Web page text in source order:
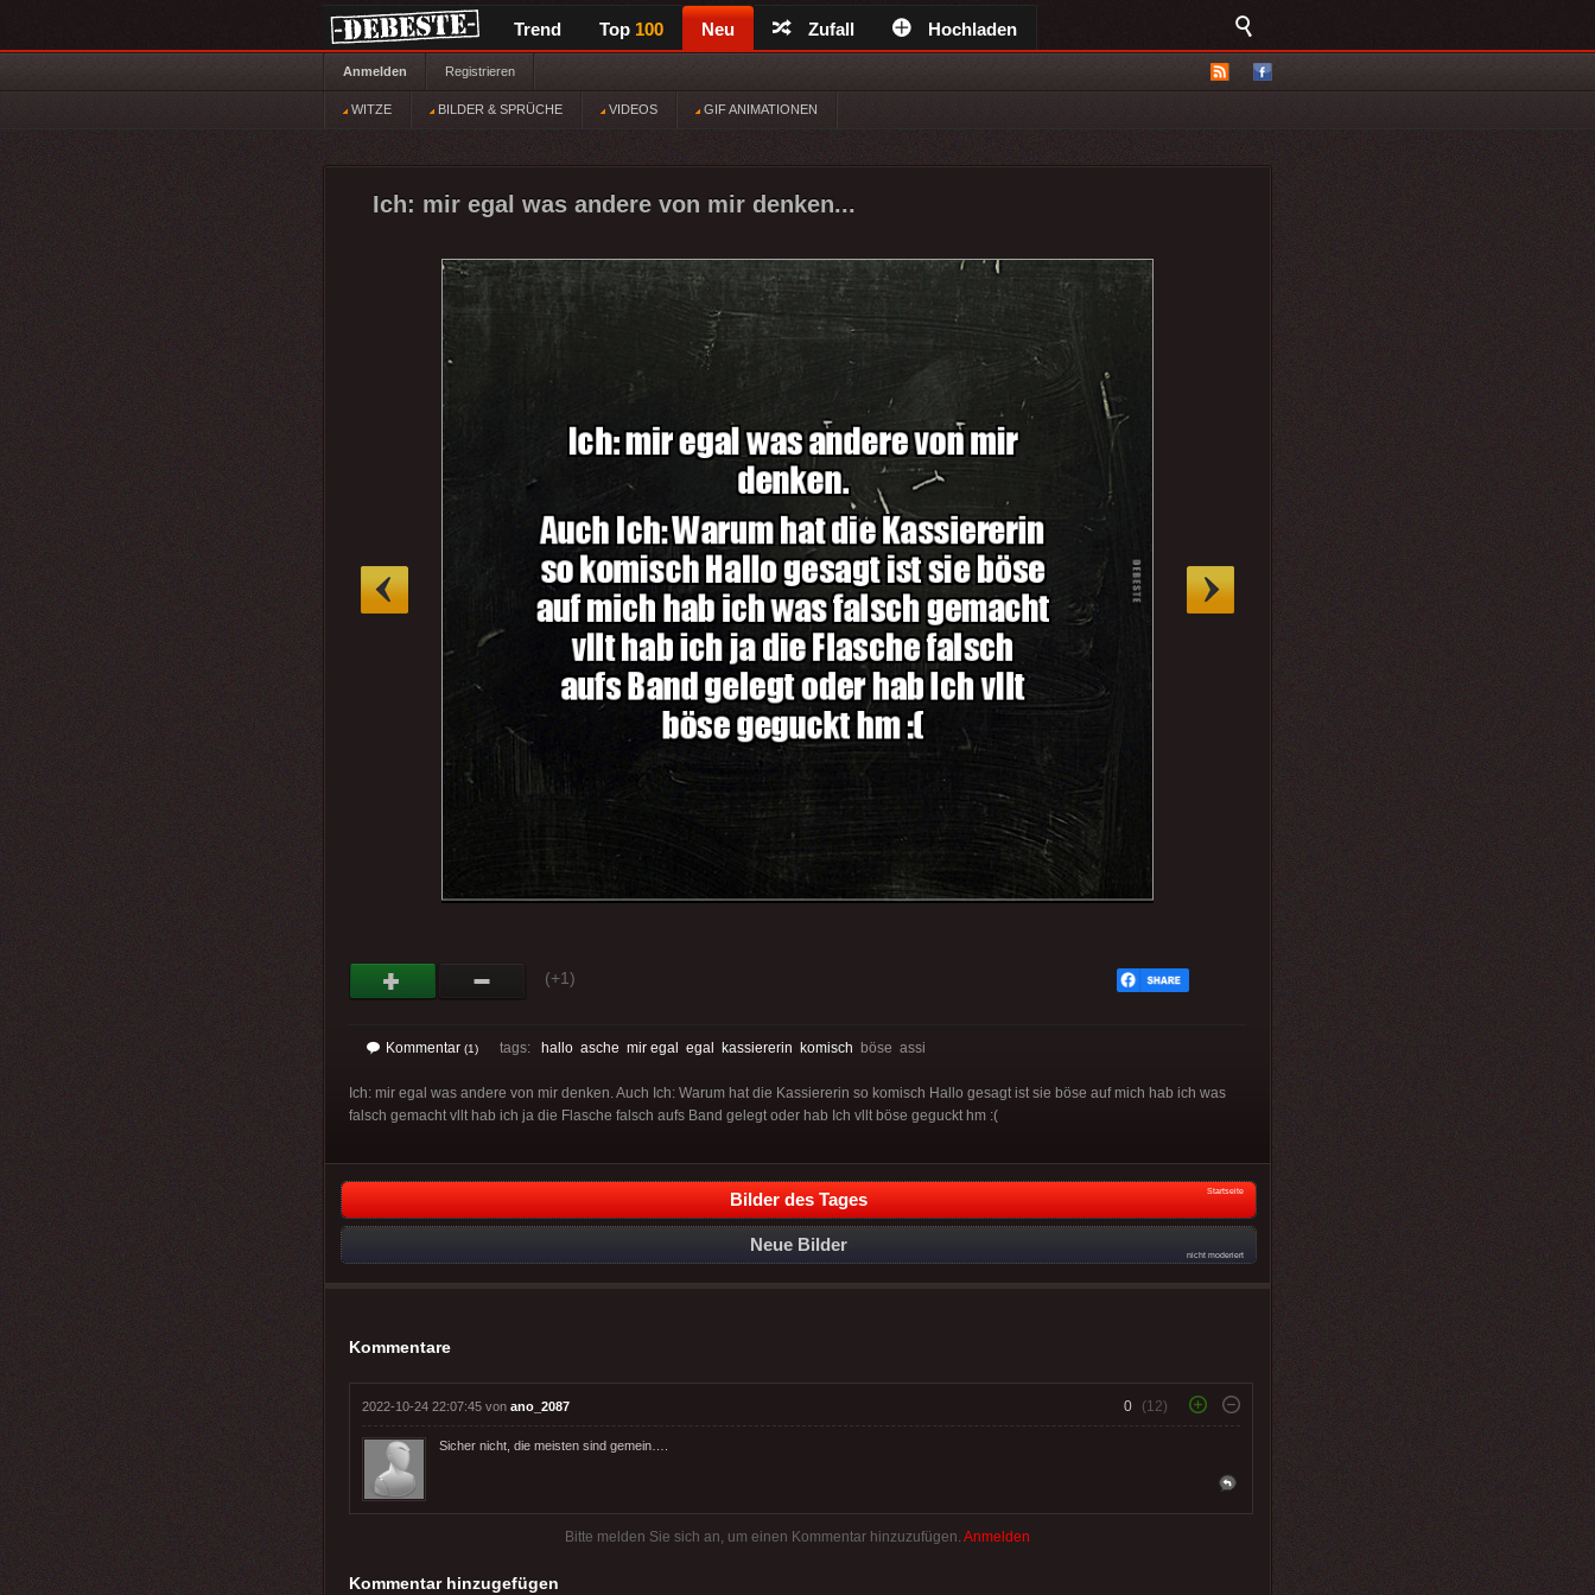
Trend Top 100 Neu Zufall Hochladen
Anmelden Registrieren
WITZE BILDER & SPRÜCHE VIDEOS GIF ANIMATIONEN
Ich: mir egal was andere von mir denken...
(+1)
Kommentar (1) tags: hallo asche mir egal egal kassiererin komisch böse assi
Ich: mir egal was andere von mir denken. Auch Ich: Warum hat die Kassiererin so komisch Hallo gesagt ist sie böse auf mich hab ich was
falsch gemacht vllt hab ich ja die Flasche falsch aufs Band gelegt oder hab Ich vllt böse geguckt hm :(
Bilder des Tages Startseite
Neue Bilder
nicht moderiert
Kommentare
2022-10-24 22:07:45 von ano_2087 0 (12)
Sicher nicht, die meisten sind gemein….
Bitte melden Sie sich an, um einen Kommentar hinzuzufügen. Anmelden
Kommentar hinzugefügen